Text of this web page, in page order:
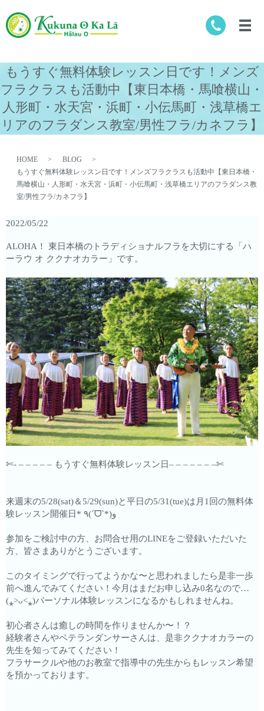
もうすぐ無料体験レッスン日です！メンズ
フラクラスも活動中【東日本橋・馬喰横山・
人形町・水天宮・浜町・小伝馬町・浅草橋エ
リアのフラダンス教室/男性フラ/カネフラ】
HOME
BLOG
もうすぐ無料体験レッスン日です！メンズフラクラスも活動中【東日本橋・
馬喰横山・人形町・水天宮・浜町・小伝馬町・浅草橋エリアのフラダンス教
室/男性フラ/カネフラ】
2022/05/22
ALOHA！ 東日本橋のトラディショナルフラを大切にする「ハ
ーラウ オ ククナオカラー」です。
✄- – – – – – もうすぐ無料体験レッスン日– – – – – – –✄
来週末の5/28(sat)＆5/29(sun)と平日の5/31(tue)は月1回の無料体
験レッスン開催日* ٩(ˊᗜˋ*)و
参加をご検討中の方、お問合せ用のLINEをご登録いただいた
方、皆さまありがとうございます。
このタイミングで行ってようかな〜と思われましたら是非一歩
前へ進んでみてください！今月はまだお申し込み0名なので…
(⁎˃ᴗ˂⁎)パーソナル体験レッスンになるかもしれませんね。
初心者さんは癒しの時間を作りませんか〜！？
経験者さんやベテランダンサーさんは、是非ククナオカラーの
先生を知ってみてください！
フラサークルや他のお教室で指導中の先生からもレッスン希望
を預かっております。